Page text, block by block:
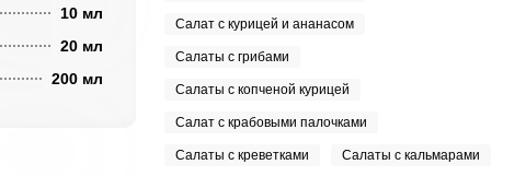
10 мл
20 мл
200 мл
Салат с курицей и ананасом
Салаты с грибами
Салаты с копченой курицей
Салат с крабовыми палочками
Салаты с креветками Салаты с кальмарами